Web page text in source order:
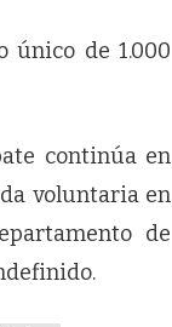
único de 1.000
continúa en
voluntaria en
de